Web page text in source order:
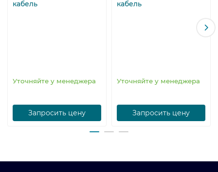
кабель
Уточняйте у менеджера
Запросить цену
кабель
Уточняйте у менеджера
Запросить цену